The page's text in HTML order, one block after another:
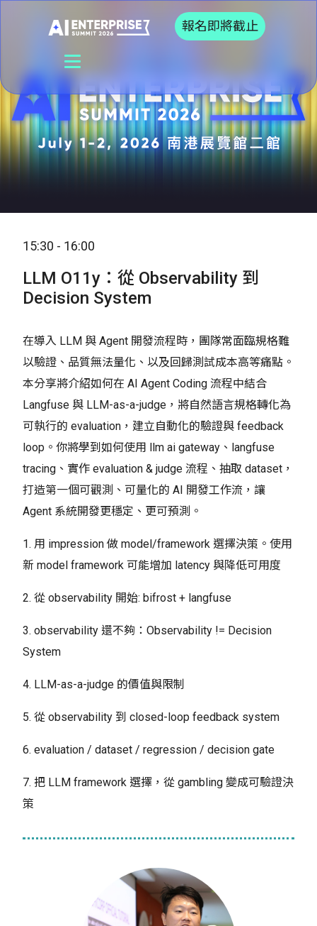
報名即將截止
15:30 - 16:00
LLM O11y：從 Observability 到
Decision System
在導入 LLM 與 Agent 開發流程時，團隊常面臨規格難
以驗證、品質無法量化、以及回歸測試成本高等痛點。
本分享將介紹如何在 AI Agent Coding 流程中結合
Langfuse 與 LLM-as-a-judge，將自然語言規格轉化為
可執行的 evaluation，建立自動化的驗證與 feedback
loop。你將學到如何使用 llm ai gateway、langfuse
tracing、實作 evaluation & judge 流程、抽取 dataset，
打造第一個可觀測、可量化的 AI 開發工作流，讓
Agent 系統開發更穩定、更可預測。
1. 用 impression 做 model/framework 選擇決策。使用
新 model framework 可能增加 latency 與降低可用度
2. 從 observability 開始: bifrost + langfuse
3. observability 還不夠：Observability != Decision
System
4. LLM-as-a-judge 的價值與限制
5. 從 observability 到 closed-loop feedback system
6. evaluation / dataset / regression / decision gate
7. 把 LLM framework 選擇，從 gambling 變成可驗證決
策